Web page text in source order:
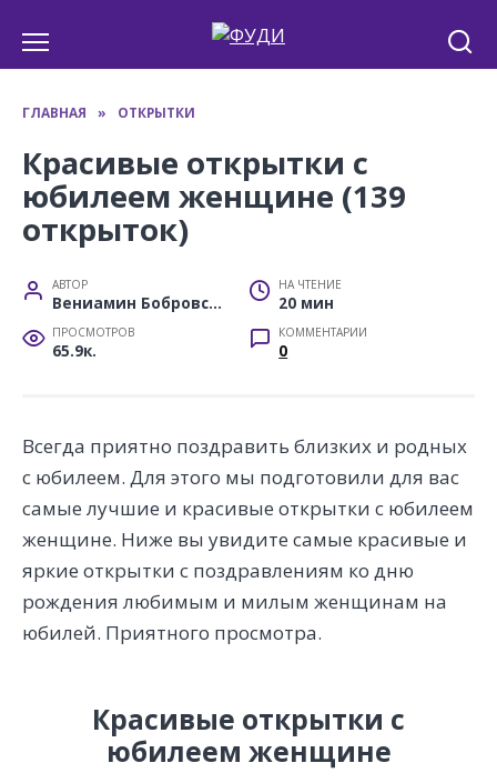
содержанию
ГЛАВНАЯ » ОТКРЫТКИ
Красивые открытки с
юбилеем женщине (139
открыток)
АВТОР
Вениамин Бобровский
НА ЧТЕНИЕ
20 мин
ПРОСМОТРОВ
65.9к.
КОММЕНТАРИИ
0
Всегда приятно поздравить близких и родных
с юбилеем. Для этого мы подготовили для вас
самые лучшие и красивые открытки с юбилеем
женщине. Ниже вы увидите самые красивые и
яркие открытки с поздравлениям ко дню
рождения любимым и милым женщинам на
юбилей. Приятного просмотра.
Красивые открытки с
юбилеем женщине